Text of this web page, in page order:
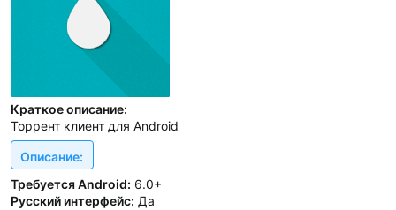
Краткое описание:
Торрент клиент для Android
Описание:
Требуется Android: 6.0+
Русский интерфейс: Да